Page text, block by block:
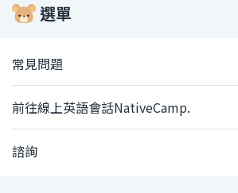
選單
常見問題
前往線上英語會話NativeCamp.
諮詢